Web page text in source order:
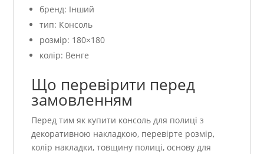
бренд: Інший
тип: Консоль
розмір: 180×180
колір: Венге
Що перевірити перед
замовленням
Перед тим як купити консоль для полиці з
декоративною накладкою, перевірте розмір,
колір накладки, товщину полиці, основу для